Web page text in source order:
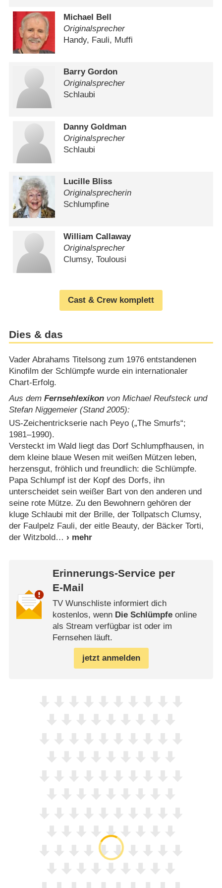
Michael Bell
Originalsprecher
Handy, Fauli, Muffi
Barry Gordon
Originalsprecher
Schlaubi
Danny Goldman
Originalsprecher
Schlaubi
Lucille Bliss
Originalsprecherin
Schlumpfine
William Callaway
Originalsprecher
Clumsy, Toulousi
Cast & Crew komplett
Dies & das
Vader Abrahams Titelsong zum 1976 entstandenen
Kinofilm der Schlümpfe wurde ein internationaler
Chart-Erfolg.
Aus dem Fernsehlexikonvon Michael Reufsteck und
Stefan Niggemeier (Stand 2005):
US-Zeichentrickserie nach Peyo („The Smurfs“;
1981⁠–⁠1990).
Versteckt im Wald liegt das Dorf Schlumpfhausen, in
dem kleine blaue Wesen mit weißen Mützen leben,
herzensgut, fröhlich und freundlich: die Schlümpfe.
Papa Schlumpf ist der Kopf des Dorfs, ihn
unterscheidet sein weißer Bart von den anderen und
seine rote Mütze. Zu den Bewohnern gehören der
kluge Schlaubi mit der Brille, der Tollpatsch Clumsy,
der Faulpelz Fauli, der eitle Beauty, der Bäcker Torti,
der Witzbold
Erinnerungs-Service per
E-Mail
TV Wunschliste informiert dich
kostenlos, wenn Die Schlümpfeonline
als Stream verfügbar ist oder im
Fernsehen läuft.
jetzt anmelden